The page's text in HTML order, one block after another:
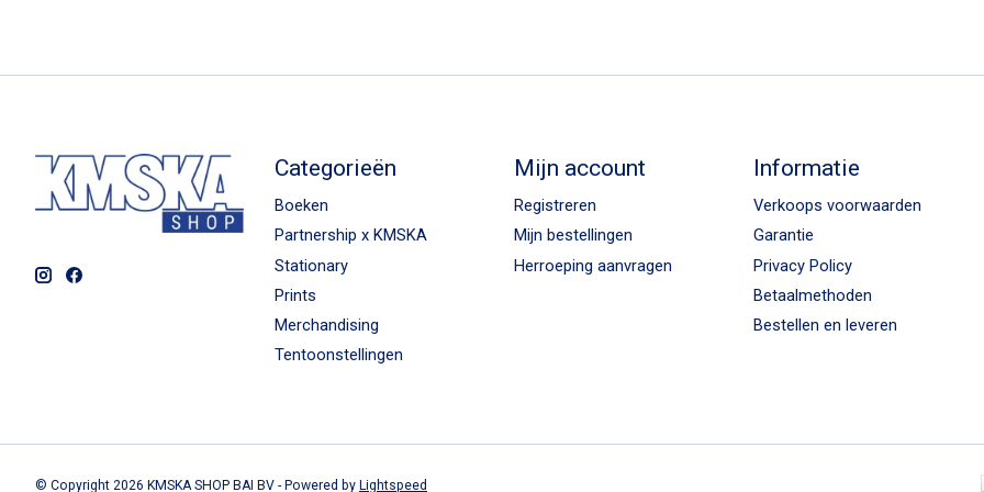
Categorieën
Boeken
Partnership x KMSKA
Stationary
Prints
Merchandising
Tentoonstellingen
Mijn account
Registreren
Mijn bestellingen
Herroeping aanvragen
Informatie
Verkoops voorwaarden
Garantie
Privacy Policy
Betaalmethoden
Bestellen en leveren
© Copyright 2026 KMSKA SHOP BAI BV - Powered by Lightspeed